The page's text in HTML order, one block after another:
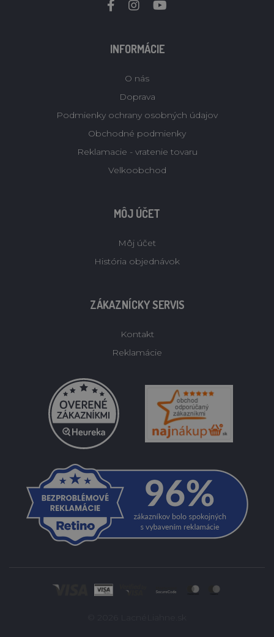
INFORMÁCIE
O nás
Doprava
Podmienky ochrany osobných údajov
Obchodné podmienky
Reklamacie - vratenie tovaru
Velkoobchod
MÔJ ÚČET
Môj účet
História objednávok
ZÁKAZNÍCKY SERVIS
Kontakt
Reklamácie